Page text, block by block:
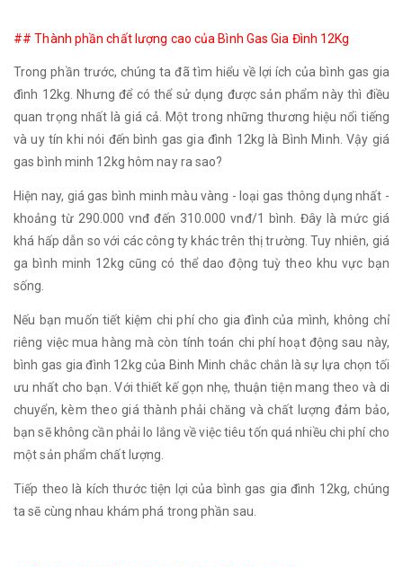
## Thành phần chất lượng cao của Bình Gas Gia Đình 12Kg
Trong phần trước, chúng ta đã tìm hiểu về lợi ích của bình gas gia
đình 12kg. Nhưng để có thể sử dụng được sản phẩm này thì điều
quan trọng nhất là giá cả. Một trong những thương hiệu nổi tiếng
và uy tín khi nói đến bình gas gia đình 12kg là Bình Minh. Vậy giá
gas bình minh 12kg hôm nay ra sao?
Hiện nay, giá gas bình minh màu vàng - loại gas thông dụng nhất -
khoảng từ 290.000 vnđ đến 310.000 vnđ/1 bình. Đây là mức giá
khá hấp dẫn so với các công ty khác trên thị trường. Tuy nhiên, giá
ga bình minh 12kg cũng có thể dao động tuỳ theo khu vực bạn
sống.
Nếu bạn muốn tiết kiệm chi phí cho gia đình của mình, không chỉ
riêng việc mua hàng mà còn tính toán chi phí hoạt động sau này,
bình gas gia đình 12kg của Binh Minh chắc chắn là sự lựa chọn tối
ưu nhất cho bạn. Với thiết kế gọn nhẹ, thuận tiện mang theo và di
chuyển, kèm theo giá thành phải chăng và chất lượng đảm bảo,
bạn sẽ không cần phải lo lắng về việc tiêu tốn quá nhiều chi phí cho
một sản phẩm chất lượng.
Tiếp theo là kích thước tiện lợi của bình gas gia đình 12kg, chúng
ta sẽ cùng nhau khám phá trong phần sau.